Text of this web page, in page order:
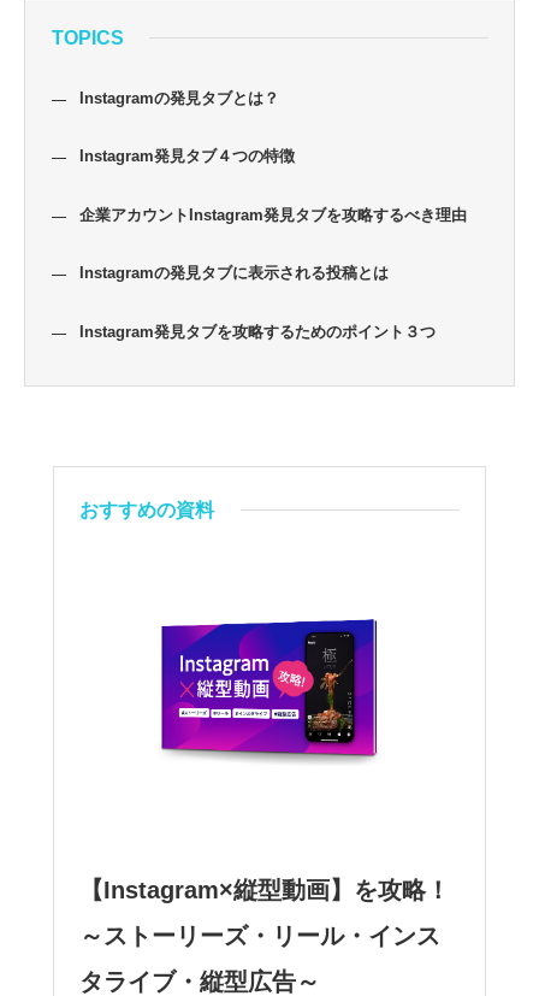
TOPICS
Instagramの発見タブとは？
Instagram発見タブ４つの特徴
企業アカウントInstagram発見タブを攻略するべき理由
Instagramの発見タブに表示される投稿とは
Instagram発見タブを攻略するためのポイント３つ
おすすめの資料
【Instagram×縦型動画】を攻略！
～ストーリーズ・リール・インス
タライブ・縦型広告～